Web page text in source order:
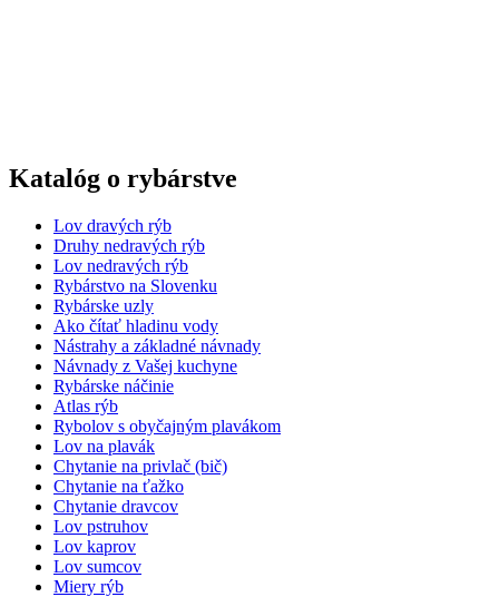
Katalóg o rybárstve
Lov dravých rýb
Druhy nedravých rýb
Lov nedravých rýb
Rybárstvo na Slovenku
Rybárske uzly
Ako čítať hladinu vody
Nástrahy a základné návnady
Návnady z Vašej kuchyne
Rybárske náčinie
Atlas rýb
Rybolov s obyčajným plavákom
Lov na plavák
Chytanie na privlač (bič)
Chytanie na ťažko
Chytanie dravcov
Lov pstruhov
Lov kaprov
Lov sumcov
Miery rýb